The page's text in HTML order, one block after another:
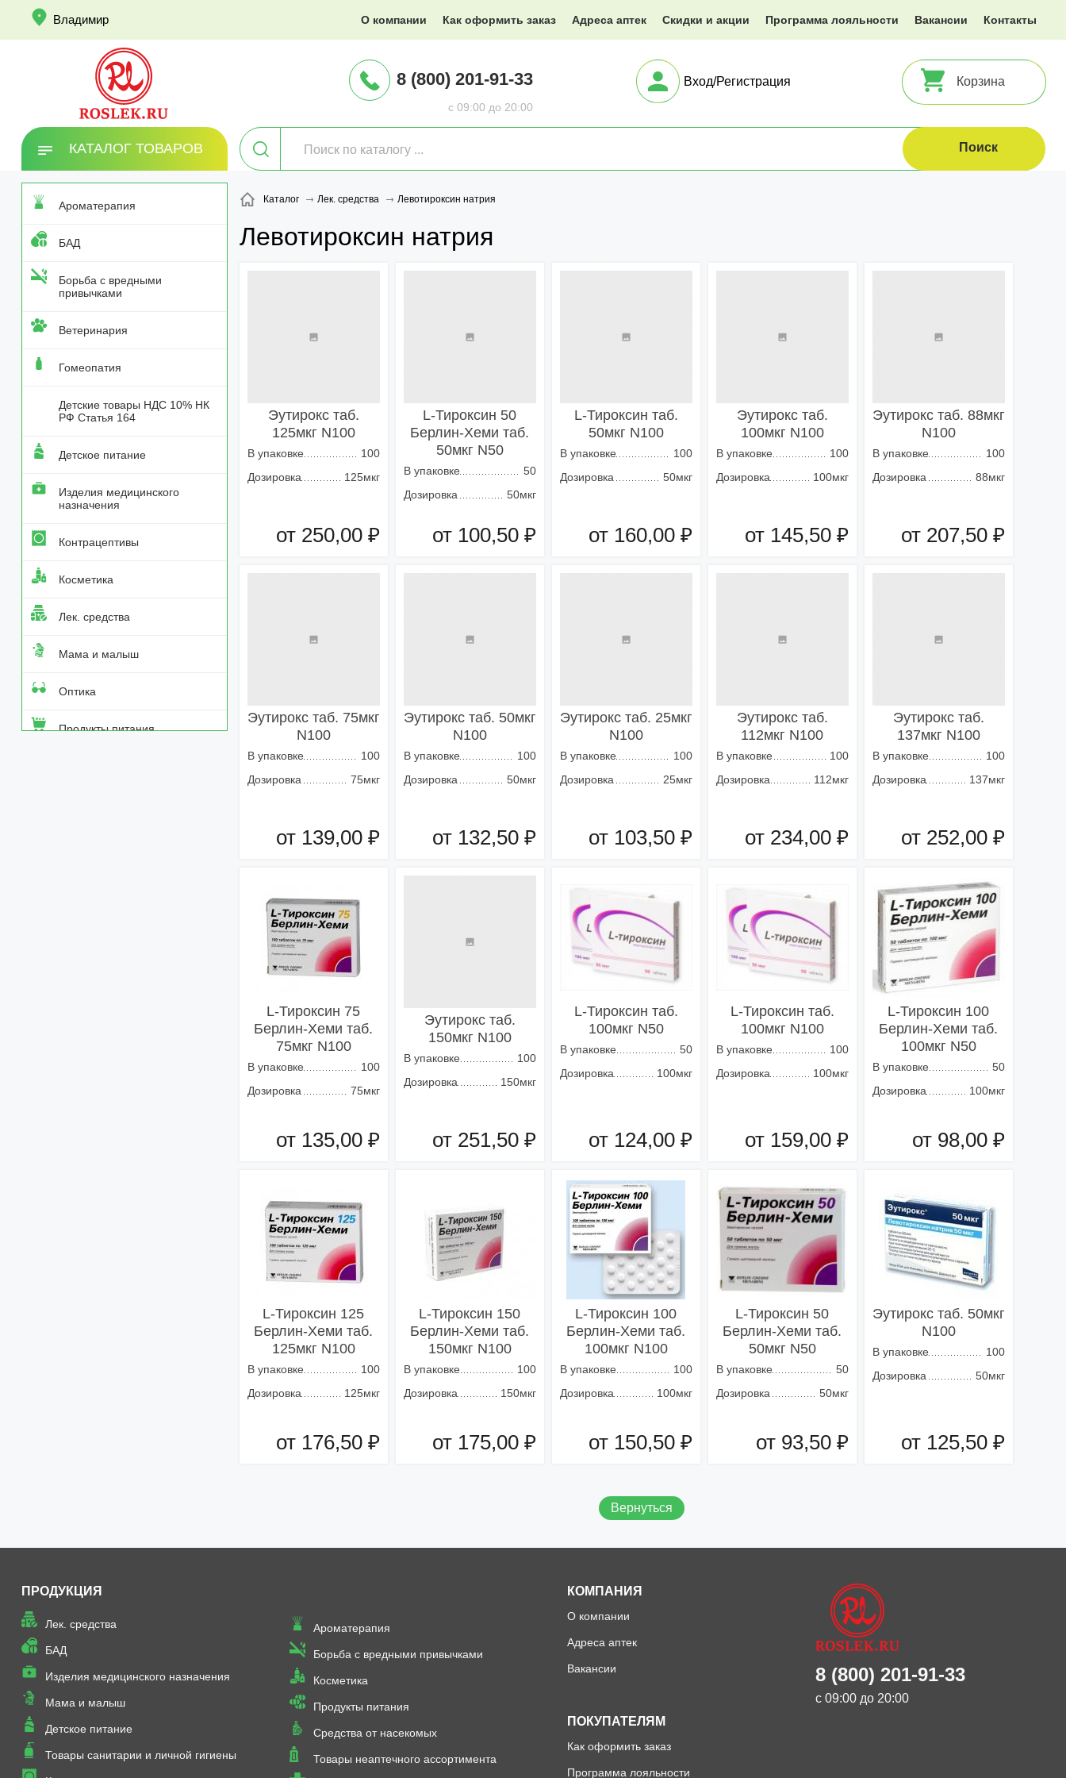
info@XXX.ru
О компании Как оформить заказ Адреса аптек Скидки и акции Программа лояльности Вакансии Контакты
с 09:00 до 20:00
8 (800) 201-91-33 Корзина
Вход/Регистрация
Владимир
КАТАЛОГ ТОВАРОВ
Ароматерапия
БАД
Борьба с вредными
привычками
Ветеринария
Гомеопатия
Детские товары НДС 10% НК
РФ Статья 164
Детское питание
Изделия медицинского
назначения
Контрацептивы
Косметика
Лек. средства
Мама и малыш
Оптика
Продукты питания
Каталог Лек. средства Левотироксин натрия
Левотироксин натрия
Эутирокс таб.
125мкг N100
В упаковке
100
Дозировка
125мкг
от 250,00 ₽
L-Тироксин 50
Берлин-Хеми таб.
50мкг N50
В упаковке
50
Дозировка
50мкг
от 100,50 ₽
L-Тироксин таб.
50мкг N100
В упаковке
100
Дозировка
50мкг
от 160,00 ₽
Эутирокс таб.
100мкг N100
В упаковке
100
Дозировка
100мкг
от 145,50 ₽
Эутирокс таб. 88мкг
N100
В упаковке
100
Дозировка
88мкг
от 207,50 ₽
Эутирокс таб. 75мкг
N100
В упаковке
100
Дозировка
75мкг
от 139,00 ₽
Эутирокс таб. 50мкг
N100
В упаковке
100
Дозировка
50мкг
от 132,50 ₽
Эутирокс таб. 25мкг
N100
В упаковке
100
Дозировка
25мкг
от 103,50 ₽
Эутирокс таб.
112мкг N100
В упаковке
100
Дозировка
112мкг
от 234,00 ₽
Эутирокс таб.
137мкг N100
В упаковке
100
Дозировка
137мкг
от 252,00 ₽
L-Тироксин 75
Берлин-Хеми таб.
75мкг N100
В упаковке
100
Дозировка
75мкг
от 135,00 ₽
Эутирокс таб.
150мкг N100
В упаковке
100
Дозировка
150мкг
от 251,50 ₽
L-Тироксин таб.
100мкг N50
В упаковке
50
Дозировка
100мкг
от 124,00 ₽
L-Тироксин таб.
100мкг N100
В упаковке
100
Дозировка
100мкг
от 159,00 ₽
L-Тироксин 100
Берлин-Хеми таб.
100мкг N50
В упаковке
50
Дозировка
100мкг
от 98,00 ₽
L-Тироксин 125
Берлин-Хеми таб.
125мкг N100
В упаковке
100
Дозировка
125мкг
от 176,50 ₽
L-Тироксин 150
Берлин-Хеми таб.
150мкг N100
В упаковке
100
Дозировка
150мкг
от 175,00 ₽
L-Тироксин 100
Берлин-Хеми таб.
100мкг N100
В упаковке
100
Дозировка
100мкг
от 150,50 ₽
L-Тироксин 50
Берлин-Хеми таб.
50мкг N50
В упаковке
50
Дозировка
50мкг
от 93,50 ₽
Эутирокс таб. 50мкг
N100
В упаковке
100
Дозировка
50мкг
от 125,50 ₽
Вернуться
ПРОДУКЦИЯ
Лек. средства
БАД
Изделия медицинского назначения
Мама и малыш
Детское питание
Товары санитарии и личной гигиены
Ароматерапия
Борьба с вредными привычками
Косметика
Продукты питания
Средства от насекомых
Товары неаптечного ассортимента
КОМПАНИЯ
О компании
Адреса аптек
Вакансии
ПОКУПАТЕЛЯМ
Как оформить заказ
Программа лояльности
8 (800) 201-91-33
с 09:00 до 20:00